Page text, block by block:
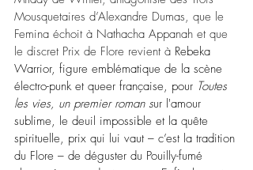
Mousquetaires d’Alexandre Dumas, que le
Femina échoit à Nathacha Appanah et que
le discret Prix de Flore revient à Rebeka
Warrior, figure emblématique de la scène
électro-punk et queer française, pour Toutes
les vies, un premier roman sur l'amour
sublime, le deuil impossible et la quête
spirituelle, prix qui lui vaut – c’est la tradition
du Flore – de déguster du Pouilly-fumé